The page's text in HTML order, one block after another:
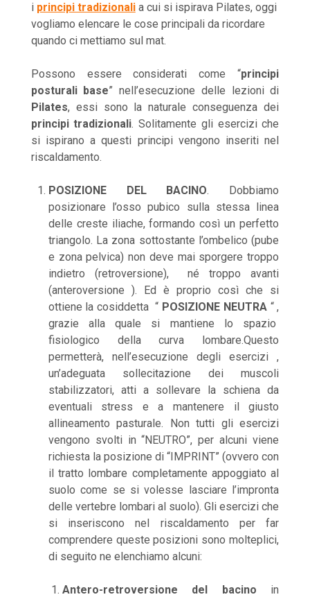
i principi tradizionalia cui si ispirava Pilates, oggi
vogliamo elencare le cose principali da ricordare
quando ci mettiamo sul mat.
Possono essere considerati come “principi
posturali base” nell’esecuzione delle lezioni di
Pilates, essi sono la naturale conseguenza dei
principi tradizionali. Solitamente gli esercizi che
si ispirano a questi principi vengono inseriti nel
riscaldamento.
POSIZIONE DEL BACINO. Dobbiamo
posizionare l’osso pubico sulla stessa linea
delle creste iliache, formando così un perfetto
triangolo. La zona sottostante l’ombelico (pube
e zona pelvica) non deve mai sporgere troppo
indietro (retroversione), né troppo avanti
(anteroversione ). Ed è proprio così che si
ottiene la cosiddetta “ POSIZIONE NEUTRA“ ,
grazie alla quale si mantiene lo spazio
fisiologico della curva lombare.Questo
permetterà, nell’esecuzione degli esercizi ,
un’adeguata sollecitazione dei muscoli
stabilizzatori, atti a sollevare la schiena da
eventuali stress e a mantenere il giusto
allineamento pasturale. Non tutti gliesercizi
vengono svolti in “NEUTRO”, per alcuni viene
richiesta la posizione di “IMPRINT” (ovvero con
il tratto lombare completamente appoggiato al
suolo come se si volesse lasciare l’impronta
delle vertebre lombari al suolo). Gli esercizi che
si inseriscono nel riscaldamento per far
comprendere queste posizioni sono molteplici,
di seguito ne elenchiamo alcuni:
Antero-retroversione del bacino in